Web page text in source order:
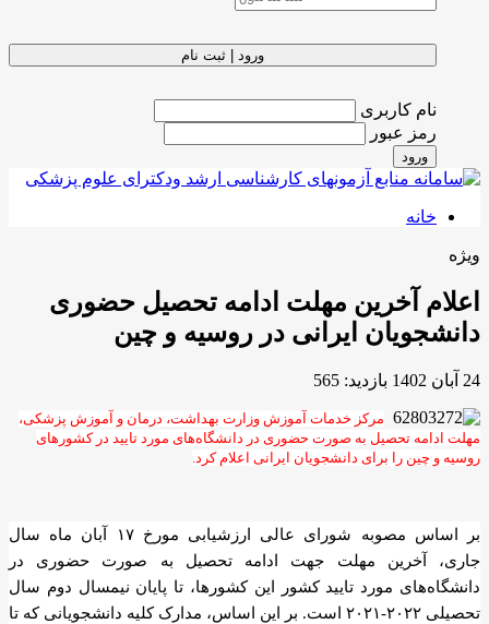
ورود | ثبت نام
نام کاربری
رمز عبور
ورود
خانه
ویژه
اعلام‌ آخرین مهلت ادامه تحصیل حضوری
دانشجویان ایرانی در روسیه و چین
24 آبان 1402 بازدید: 565
مرکز خدمات آموزش وزارت بهداشت، درمان و آموزش پزشکی،
مهلت ادامه تحصیل به صورت حضوری در دانشگاه‌های مورد تایید در کشورهای
روسیه و چین را برای دانشجویان ایرانی اعلام کرد.
بر اساس مصوبه شورای عالی ارزشیابی مورخ ۱۷ آبان ماه سال
جاری، آخرین مهلت جهت ادامه تحصیل به صورت حضوری در
دانشگاه‌های مورد تایید کشور این کشورها، تا پایان نیمسال دوم سال
تحصیلی ۲۰۲۲-۲۰۲۱ است. بر این اساس، مدارک کلیه دانشجویانی که تا